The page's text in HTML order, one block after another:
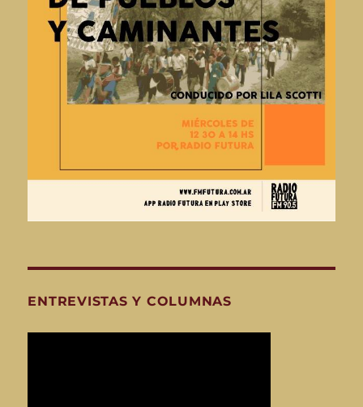
ENTREVISTAS Y COLUMNAS